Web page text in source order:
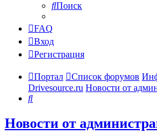
Поиск
FAQ
Вход
Регистрация
Портал Список форумов
Drivesource.ru Новости от
Поиск
Новости от